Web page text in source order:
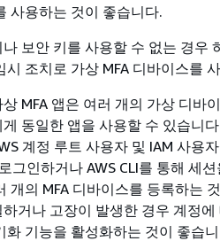
사용하는 것이 좋습니다.
보안 키를 사용할 수 없는 경우
시 조치로 가상 MFA 디바이스를
MFA 앱은 여러 개의 가상 디바
동일한 앱을 사용할 수 있습니
계정 루트 사용자 및 IAM 사용
그인하거나 AWS CLI를 통해 세
개의 MFA 디바이스를 등록하는
거나 고장이 발생한 경우 계정
화 기능을 활성화하는 것이 좋습